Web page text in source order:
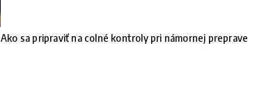
Ako sa pripraviť na colné kontroly pri námornej preprave